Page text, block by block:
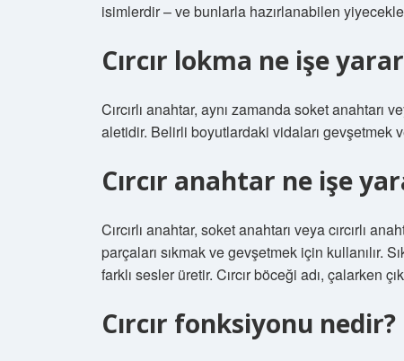
isimlerdir – ve bunlarla hazırlanabilen
Cırcır lokma ne işe
Cırcırlı anahtar, aynı zamanda soket anahtarı
aletidir. Belirli boyutlardaki vidaları gevşetmek
Cırcır anahtar ne işe
Cırcırlı anahtar, soket anahtarı veya cırcırlı
parçaları sıkmak ve gevşetmek için kullanılır.
farklı sesler üretir. Cırcır böceği adı, çalarken
Cırcır fonksiyonu nedir?